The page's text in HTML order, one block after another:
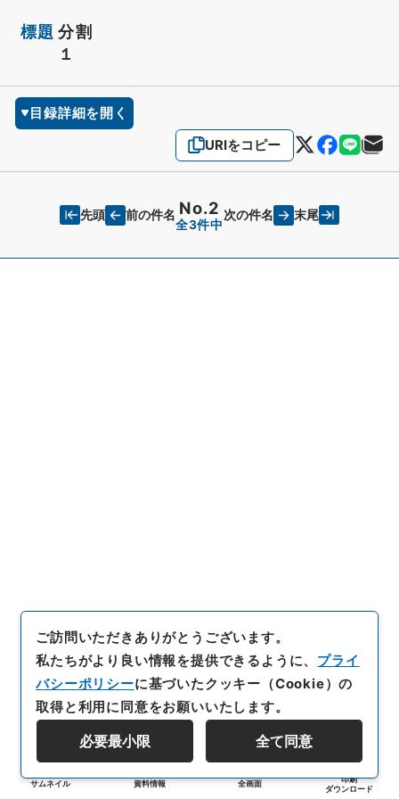
標題 分割
１
目録詳細を開く
URIをコピー
先頭 前の件名 No.2
全3件中
次の件名 末尾
サムネイル 資料情報 全画面
印刷
ダウンロード
ご訪問いただきありがとうございます。
私たちがより良い情報を提供できるように、 プライ
バシーポリシーに基づいたクッキー（Cookie）の
取得と利用に同意をお願いいたします。
必要最小限 全て同意